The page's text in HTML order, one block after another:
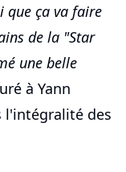
que ça va faire
de la "Star
une belle
à Yann
l'intégralité des